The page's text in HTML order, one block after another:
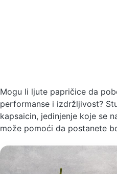
Mogu li ljute papričice da
performanse i izdržljivost?
kapsaicin, jedinjenje koje se
može pomoći da postanete